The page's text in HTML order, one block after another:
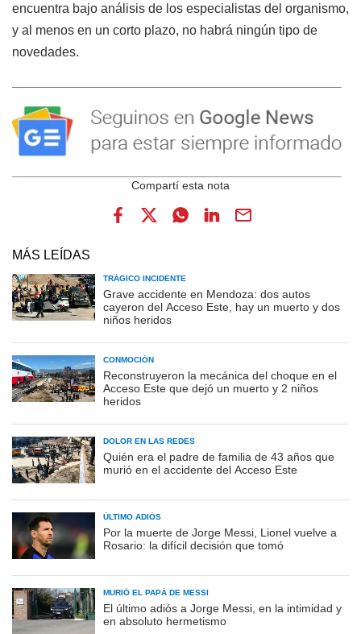
encuentra bajo análisis de los especialistas del organismo,
y al menos en un corto plazo, no habrá ningún tipo de
novedades.
MÁS LEÍDAS
TRÁGICO INCIDENTE
Grave accidente en Mendoza: dos autos
cayeron del Acceso Este, hay un muerto y dos
niños heridos
CONMOCIÓN
Reconstruyeron la mecánica del choque en el
Acceso Este que dejó un muerto y 2 niños
heridos
DOLOR EN LAS REDES
Quién era el padre de familia de 43 años que
murió en el accidente del Acceso Este
ÚLTIMO ADIÓS
Por la muerte de Jorge Messi, Lionel vuelve a
Rosario: la difícil decisión que tomó
MURIÓ EL PAPÁ DE MESSI
El último adiós a Jorge Messi, en la intimidad y
en absoluto hermetismo